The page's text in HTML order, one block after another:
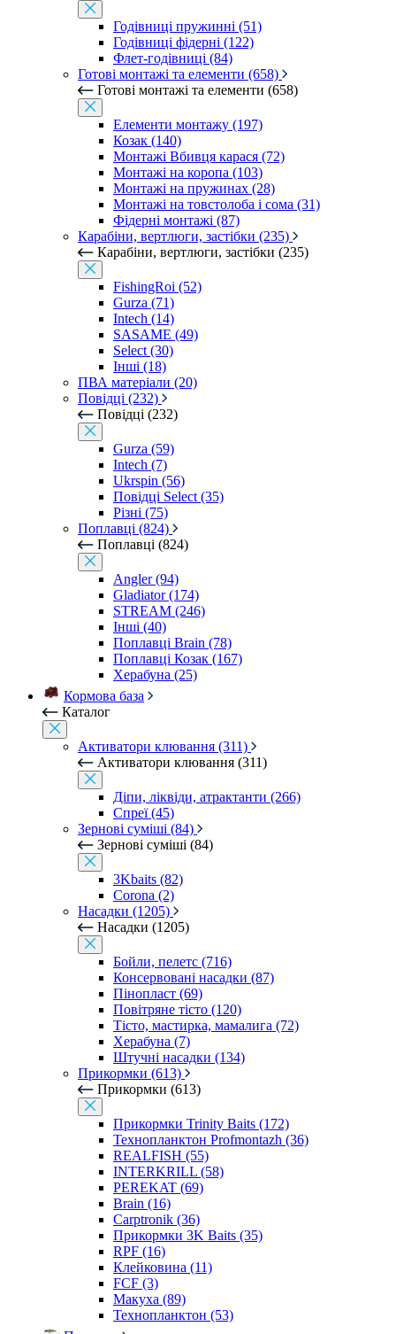
Годівниці пружинні (51)
Годівниці фідерні (122)
Флет-годівниці (84)
Готові монтажі та елементи (658)
Готові монтажі та елементи (658)
Елементи монтажу (197)
Козак (140)
Монтажі Вбивця карася (72)
Монтажі на коропа (103)
Монтажі на пружинах (28)
Монтажі на товстолоба і сома (31)
Фідерні монтажі (87)
Карабіни, вертлюги, застібки (235)
Карабіни, вертлюги, застібки (235)
FishingRoi (52)
Gurza (71)
Intech (14)
SASAME (49)
Select (30)
Інші (18)
ПВА матеріали (20)
Повідці (232)
Повідці (232)
Gurza (59)
Intech (7)
Ukrspin (56)
Повідці Select (35)
Різні (75)
Поплавці (824)
Поплавці (824)
Angler (94)
Gladiator (174)
STREAM (246)
Інші (40)
Поплавці Brain (78)
Поплавці Козак (167)
Херабуна (25)
Кормова база
Каталог
Активатори клювання (311)
Активатори клювання (311)
Діпи, ліквіди, атрактанти (266)
Спреї (45)
Зернові суміші (84)
Зернові суміші (84)
3Kbaits (82)
Corona (2)
Насадки (1205)
Насадки (1205)
Бойли, пелетс (716)
Консервовані насадки (87)
Пінопласт (69)
Повітряне тісто (120)
Тісто, мастирка, мамалига (72)
Херабуна (7)
Штучні насадки (134)
Прикормки (613)
Прикормки (613)
Прикормки Trinity Baits (172)
Технопланктон Profmontazh (36)
REALFISH (55)
INTERKRILL (58)
PEREKAT (69)
Brain (16)
Carptronik (36)
Прикормки 3K Baits (35)
RPF (16)
Клейковина (11)
FCF (3)
Макуха (89)
Технопланктон (53)